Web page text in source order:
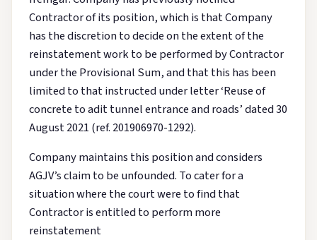
Contractor of its position, which is that Company
has the discretion to decide on the extent of the
reinstatement work to be performed by Contractor
under the Provisional Sum, and that this has been
limited to that instructed under letter ‘Reuse of
concrete to adit tunnel entrance and roads’ dated 30
August 2021 (ref. 201906970-1292).
Company maintains this position and considers
AGJV’s claim to be unfounded. To cater for a
situation where the court were to find that
Contractor is entitled to perform more
reinstatement